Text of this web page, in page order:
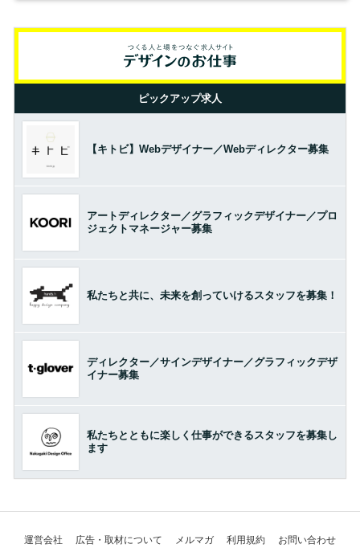
ピックアップ求人
【キトビ】Webデザイナー／Webディレクター募集
アートディレクター／グラフィックデザイナー／プロ
ジェクトマネージャー募集
私たちと共に、未来を創っていけるスタッフを募集！
ディレクター／サインデザイナー／グラフィックデザ
イナー募集
私たちとともに楽しく仕事ができるスタッフを募集し
ます
運営会社 広告・取材について メルマガ 利用規約 お問い合わせ